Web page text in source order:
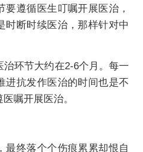
遵循医生叮嘱开展医治，
时断时续医治，那样针对中
环节大约在2-6个月。每一
进抗发作医治的时间也是不
嘱开展医治。
终落个个伤痕累累却恨自